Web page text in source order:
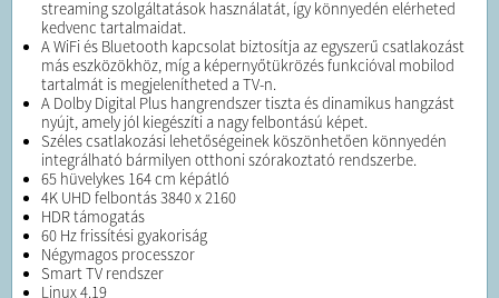
streaming szolgáltatások használatát, így könnyedén elérheted
kedvenc tartalmaidat.
A WiFi és Bluetooth kapcsolat biztosítja az egyszerű csatlakozást
más eszközökhöz, míg a képernyőtükrözés funkcióval mobilod
tartalmát is megjelenítheted a TV-n.
A Dolby Digital Plus hangrendszer tiszta és dinamikus hangzást
nyújt, amely jól kiegészíti a nagy felbontású képet.
Széles csatlakozási lehetőségeinek köszönhetően könnyedén
integrálható bármilyen otthoni szórakoztató rendszerbe.
65 hüvelykes 164 cm képátló
4K UHD felbontás 3840 x 2160
HDR támogatás
60 Hz frissítési gyakoriság
Négymagos processzor
Smart TV rendszer
Linux 4.19